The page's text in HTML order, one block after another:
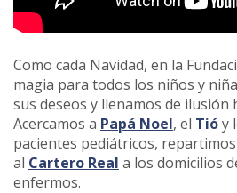
Como cada Navidad, en la
magia para todos los niños y
sus deseos y llenamos de ilusión
Acercamos a Papá Noel, el Tióy
pacientes pediátricos,
al Cartero Real a los domicilios
enfermos.